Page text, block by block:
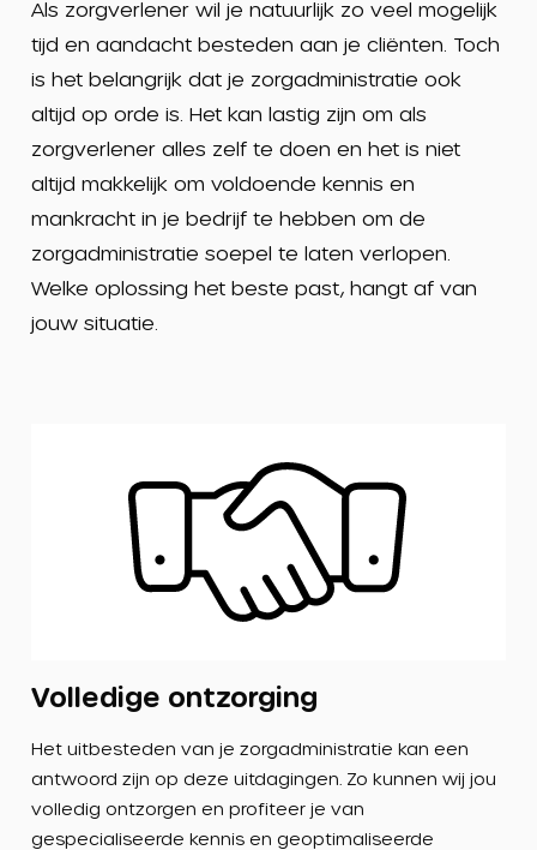
Als zorgverlener wil je natuurlijk zo veel mogelijk
tijd en aandacht besteden aan je cliënten. Toch
is het belangrijk dat je zorgadministratie ook
altijd op orde is. Het kan lastig zijn om als
zorgverlener alles zelf te doen en het is niet
altijd makkelijk om voldoende kennis en
mankracht in je bedrijf te hebben om de
zorgadministratie soepel te laten verlopen.
Welke oplossing het beste past, hangt af van
jouw situatie.
Volledige ontzorging
Het uitbesteden van je zorgadministratie kan een
antwoord zijn op deze uitdagingen. Zo kunnen wij jou
volledig ontzorgen en profiteer je van
gespecialiseerde kennis en geoptimaliseerde